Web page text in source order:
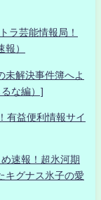
ラ芸能情報局！
）
未解決事件簿へよ
な編）]
益便利情報サイ
速報！超氷河期
キグナス氷子の愛